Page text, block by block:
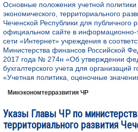
ОБРАТНАЯ СВЯЗЬ
Основные положения учетной
экономического, территориального
Чеченской Республики для публичного
официальном сайте в информационно-
сети «Интернет» учреждения в
Министерства финансов Российской
2017 года № 274н «Об утверждении
бухгалтерского учета для организаций
«Учетная политика, оценочные
Минэкономтерразвития ЧР
Указы Главы ЧР по
территориального развития